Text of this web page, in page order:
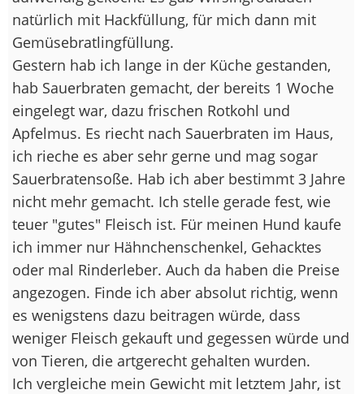
natürlich mit Hackfüllung, für mich dann mit
Gemüsebratlingfüllung.
Gestern hab ich lange in der Küche gestanden,
hab Sauerbraten gemacht, der bereits 1 Woche
eingelegt war, dazu frischen Rotkohl und
Apfelmus. Es riecht nach Sauerbraten im Haus,
ich rieche es aber sehr gerne und mag sogar
Sauerbratensoße. Hab ich aber bestimmt 3 Jahre
nicht mehr gemacht. Ich stelle gerade fest, wie
teuer "gutes" Fleisch ist. Für meinen Hund kaufe
ich immer nur Hähnchenschenkel, Gehacktes
oder mal Rinderleber. Auch da haben die Preise
angezogen. Finde ich aber absolut richtig, wenn
es wenigstens dazu beitragen würde, dass
weniger Fleisch gekauft und gegessen würde und
von Tieren, die artgerecht gehalten wurden.
Ich vergleiche mein Gewicht mit letztem Jahr, ist